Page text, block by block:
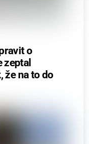
o
zeptal
že na to do